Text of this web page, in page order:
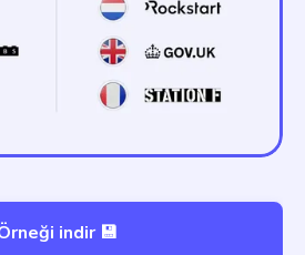
indir 💾